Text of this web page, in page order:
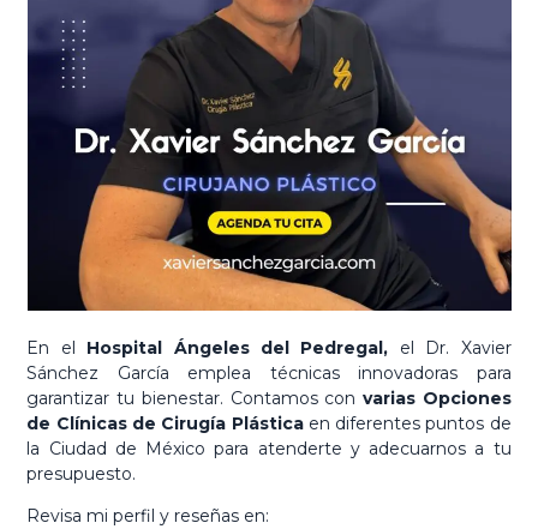
En el Hospital Ángeles del Pedregal, el Dr. Xavier
Sánchez García emplea técnicas innovadoras para
garantizar tu bienestar. Contamos con varias Opciones
de Clínicas de Cirugía Plásticaen diferentes puntos de
la Ciudad de México para atenderte y adecuarnos a tu
presupuesto.
Revisa mi perfil y reseñas en: